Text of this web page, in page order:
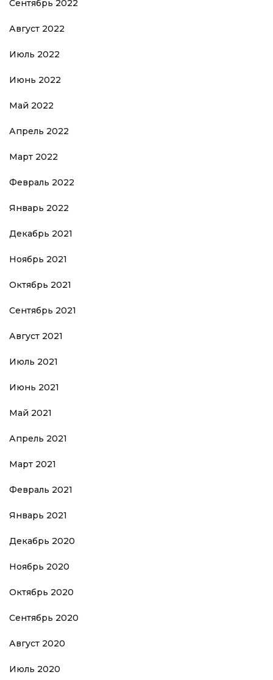
Сентябрь 2022
Август 2022
Июль 2022
Июнь 2022
Май 2022
Апрель 2022
Март 2022
Февраль 2022
Январь 2022
Декабрь 2021
Ноябрь 2021
Октябрь 2021
Сентябрь 2021
Август 2021
Июль 2021
Июнь 2021
Май 2021
Апрель 2021
Март 2021
Февраль 2021
Январь 2021
Декабрь 2020
Ноябрь 2020
Октябрь 2020
Сентябрь 2020
Август 2020
Июль 2020